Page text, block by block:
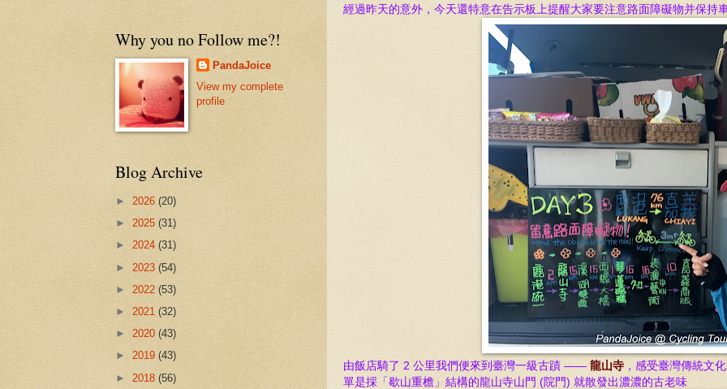
經過昨天的意外，今天還特意在告示板上提醒大家要注意路面障礙物并保持
由飯店騎了 2 公里我們便來到臺灣一級古蹟 —— 龍山寺 ，感受臺灣傳統文
單是採「歇山重檐」結構的龍山寺山門 (院門) 就散發出濃濃的古老味
Why you no Follow me?!
PandaJoice
View my complete
profile
Blog Archive
► 2026 (20)
► 2025 (31)
► 2024 (31)
► 2023 (54)
► 2022 (53)
► 2021 (32)
► 2020 (43)
► 2019 (43)
► 2018 (56)